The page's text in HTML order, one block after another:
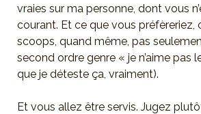
vraies sur ma personne, dont vous
courant. Et ce que vous préfèreriez,
scoops, quand même, pas
second ordre genre « je n’aime pas
que je déteste ça, vraiment).
Et vous allez être servis. Jugez